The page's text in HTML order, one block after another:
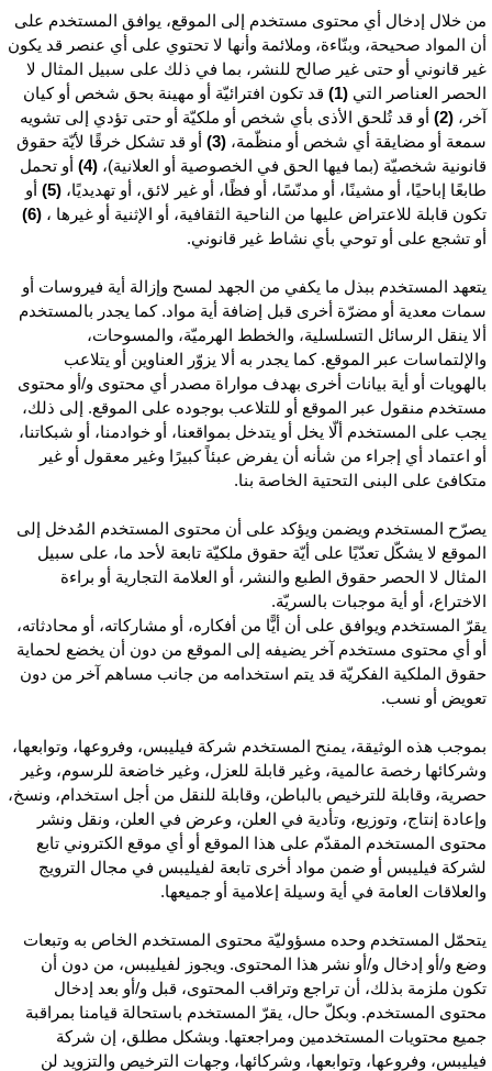
خلال إدخال أي محتوى مستخدم إلى الموقع، يوافق المستخدم على
المواد صحيحة، وبنّاءة، وملائمة وأنها لا تحتوي على أي عنصر قد يكون
قانوني أو حتى غير صالح للنشر، بما في ذلك على سبيل المثال لا
العناصر التي (1)
قد تكون افترائيّة أو مهينة بحق شخص أو كيان
(2)
أو قد تُلحق الأذى بأي شخص أو ملكيّة أو حتى تؤدي إلى تشويه
أو مضايقة أي شخص أو منظّمة،(3)
أو قد تشكل خرقًا لأيّة حقوق
شخصيّة (بما فيها الحق في الخصوصية أو العلانية)،(4)
أو تحمل
إباحيًا، أو مشينًا، أو مدنّسًا، أو فظًا، أو غير لائق، أو تهديديًا،(5)
أو
قابلة للاعتراض عليها من الناحية الثقافية، أو الإثنية أو غيرها ، (6)
تشجع على أو توحي بأي نشاط غير قانوني.
المستخدم ببذل ما يكفي من الجهد لمسح وإزالة أية فيروسات أو
معدية أو مضرّة أخرى قبل إضافة أية مواد. كما يجدر بالمستخدم
ينقل الرسائل التسلسلية، والخطط الهرميّة، والمسوحات،
عبر الموقع. كما يجدر به ألا يزوّر العناوين أو يتلاعب
أو أية بيانات أخرى بهدف مواراة مصدر أي محتوى و/أو محتوى
منقول عبر الموقع أو للتلاعب بوجوده على الموقع. إلى ذلك،
على المستخدم ألّا يخل أو يتدخل بمواقعنا، أو خوادمنا، أو شبكاتنا،
اعتماد أي إجراء من شأنه أن يفرض عبئاً كبيرًا وغير معقول أو غير
على البنى التحتية الخاصة بنا.
المستخدم ويضمن ويؤكد على أن محتوى المستخدم المُدخل إلى
لا يشكّل تعدّيًا على أيّة حقوق ملكيّة تابعة لأحد ما، على سبيل
لا الحصر حقوق الطبع والنشر، أو العلامة التجارية أو براءة
أو أية موجبات بالسريّة.
المستخدم ويوافق على أن أيًّا من أفكاره، أو مشاركاته، أو محادثاته،
أي محتوى مستخدم آخر يضيفه إلى الموقع من دون أن يخضع لحماية
الملكية الفكريّة قد يتم استخدامه من جانب مساهم آخر من دون
أو نسب.
هذه الوثيقة، يمنح المستخدم شركة فيليبس، وفروعها، وتوابعها،
رخصة عالمية، وغير قابلة للعزل، وغير خاضعة للرسوم، وغير
وقابلة للترخيص بالباطن، وقابلة للنقل من أجل استخدام، ونسخ،
إنتاج، وتوزيع، وتأدية في العلن، وعرض في العلن، ونقل ونشر
المستخدم المقدّم على هذا الموقع أو أي موقع الكتروني تابع
فيليبس أو ضمن مواد أخرى تابعة لفيليبس في مجال الترويج
العامة في أية وسيلة إعلامية أو جميعها.
المستخدم وحده مسؤوليّة محتوى المستخدم الخاص به وتبعات
و/أو إدخال و/أو نشر هذا المحتوى. ويجوز لفيليبس، من دون أن
ملزمة بذلك، أن تراجع وتراقب المحتوى، قبل و/أو بعد إدخال
المستخدم. وبكلّ حال، يقرّ المستخدم باستحالة قيامنا بمراقبة
محتويات المستخدمين ومراجعتها. وبشكل مطلق، إن شركة
وفروعها، وتوابعها، وشركائها، وجهات الترخيص والتزويد لن